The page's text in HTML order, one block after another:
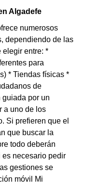
Algadefe
numerosos
dependiendo de las
elegir entre: *
para
* Tiendas físicas *
de
por un
a uno de los
Si prefieren que el
que buscar la
todo deberán
es necesario pedir
gestiones se
móvil Mi